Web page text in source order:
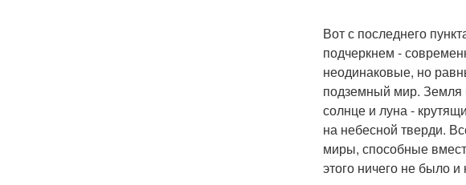
Вот с последнего
подчеркнем -
неодинаковые, но
подземный мир. Земля
солнце и луна -
на небесной тверди.
миры, способные
этого ничего не было